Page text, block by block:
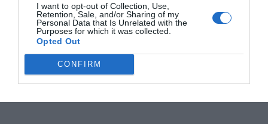
I want to opt-out of Collection, Use,
Retention, Sale, and/or Sharing of my
Personal Data that Is Unrelated with the
Purposes for which it was collected.
Opted Out
CONFIRM